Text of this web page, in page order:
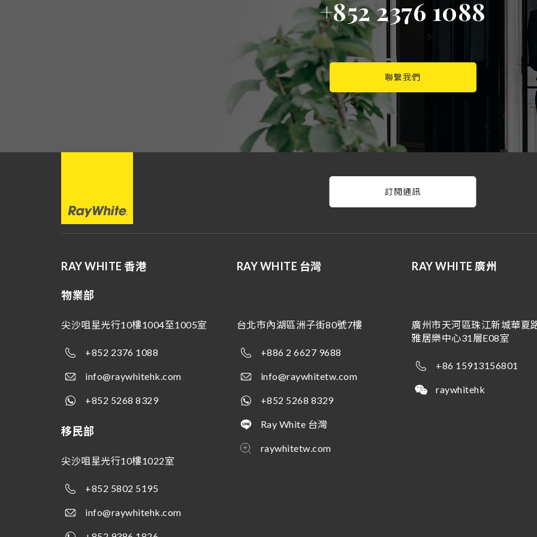
+852 2376 1088
聯繫我們
RAY WHITE 香港
物業部
尖沙咀星光行10樓1004至1005室
+852 2376 1088
info@raywhitehk.com
+852 5268 8329
移民部
尖沙咀星光行10樓1022室
+852 5802 5195
info@raywhitehk.com
RAY WHITE 台灣
台北市內湖區洲子街80號7樓
+886 2 6627 9688
info@raywhitetw.com
+852 5268 8329
Ray White 台灣
raywhitetw.com
RAY WHITE 廣州
廣州市天河區珠江新城華夏
雅居樂中心31層E08室
+86 15913156801
raywhitehk
訂閱通訊